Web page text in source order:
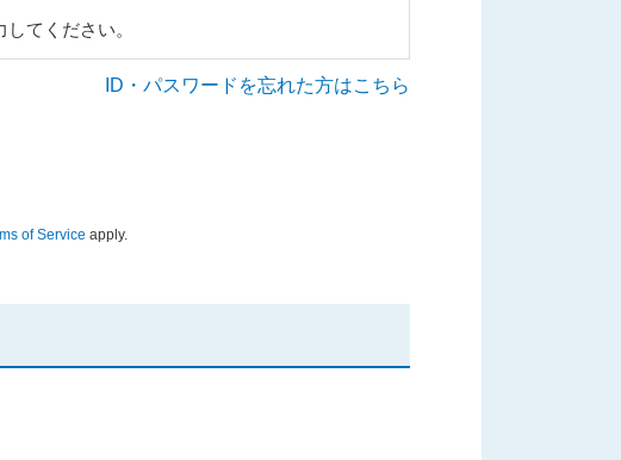
てください。
ID・パスワードを忘れた方はこちら
of Service apply.